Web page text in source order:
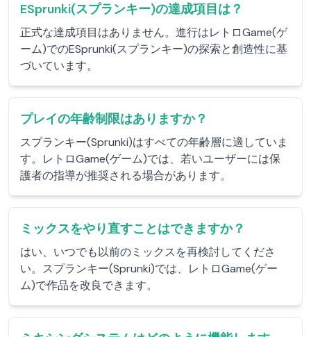
ESprunki(スプランキー)の達成項目は？
正式な達成項目はありません。進行はレトロGame(ゲ
ーム)でのESprunki(スプランキー)の探索と創造性に基
づいています。
プレイの年齢制限はありますか？
スプランキー(Sprunki)はすべての年齢層に適していま
す。レトロGame(ゲーム)では、若いユーザーには保
護者の指導が推奨される場合があります。
ミックスをやり直すことはできますか？
はい、いつでも以前のミックスを再検討してくださ
い。スプランキー(Sprunki)では、レトロGame(ゲー
ム)で作品を改良できます。